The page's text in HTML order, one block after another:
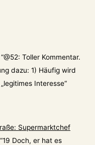
@52: Toller Kommentar.
dazu: 1) Häufig wird
Interesse“
Supermarktchef
19 Doch, er hat es